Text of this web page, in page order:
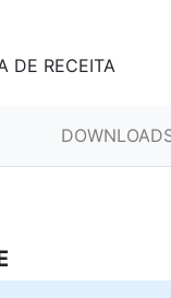
DE RECEITA